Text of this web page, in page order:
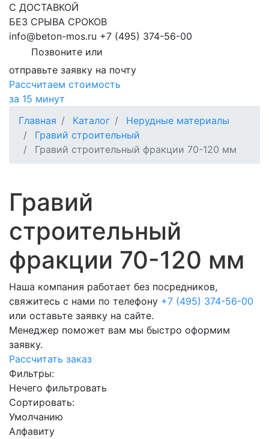
С ДОСТАВКОЙ
БЕЗ СРЫВА СРОКОВ
info@beton-mos.ru +7 (495) 374-56-00
Позвоните или
отправьте заявку на почту
Рассчитаем стоимость
за 15 минут
Главная
Каталог
Нерудные материалы
Гравий строительный
Гравий строительный фракции 70-120 мм
Гравий
строительный
фракции 70-120 мм
Наша компания работает без посредников,
свяжитесь с нами по телефону +7 (495) 374-56-00
или оставьте заявку на сайте.
Менеджер поможет вам мы быстро оформим
заявку.
Рассчитать заказ
Фильтры:
Нечего фильтровать
Сортировать:
Умолчанию
Алфавиту